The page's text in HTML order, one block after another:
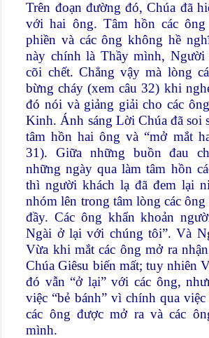
Trên đoạn đường đó, Chúa đã
với hai ông. Tâm hồn các
phiền và các ông không hề
này chính là Thầy mình, Người
cõi chết. Chẳng vậy mà lòng
bừng cháy (xem câu 32) khi
đó nói và giảng giải cho các
Kinh. Ánh sáng Lời Chúa đã soi
tâm hồn hai ông và “mở mắt
31). Giữa những buồn đau
những ngày qua làm tâm hồn
thì người khách lạ đã đem lại
nhóm lên trong tâm lòng các
đầy. Các ông khẩn khoản
Ngài ở lại với chúng tôi”. Và
Vừa khi mắt các ông mở ra
Chúa Giêsu biến mất; tuy nhiên
đó vẫn “ở lại” với các ông,
việc “bẻ bánh” vì chính qua
các ông được mở ra và các
mình.